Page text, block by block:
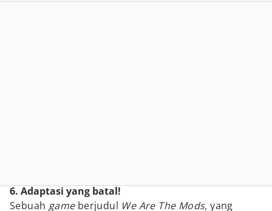
6. Adaptasi yang batal!
Sebuah game berjudul We Are The Mods,yang